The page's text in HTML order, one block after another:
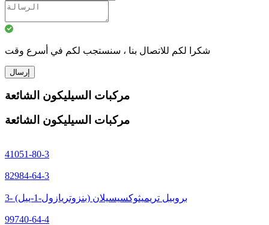
شكرا لكم للاتصال بنا ، سنستجب لكم في أسرع وقت
إرسال
مركبات السيليكون الشائعة
مركبات السيليكون الشائعة
41051-80-3
82984-64-3
3- (بنزوتريازول-1-ييل) بروبيل تريميثوكسيسيلان
99740-64-4